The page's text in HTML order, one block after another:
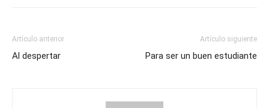
Artículo anterior
Al despertar
Artículo siguiente
Para ser un buen estudiante